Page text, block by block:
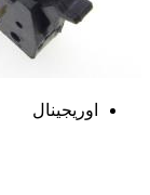
اوریجینال